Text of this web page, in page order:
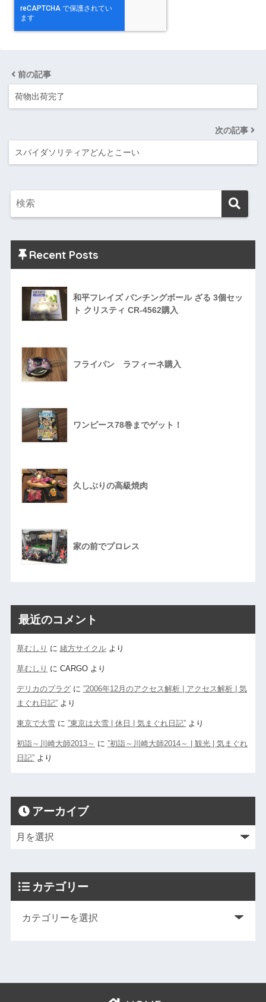
前の記事
荷物出荷完了
次の記事
スパイダソリティアどんとこーい
Recent Posts
和平フレイズ パンチングボール ざる 3個セッ
ト クリスティ CR-4562購入
フライパン ラフィーネ購入
ワンピース78巻までゲット！
久しぶりの高級焼肉
家の前でプロレス
最近のコメント
草むしり に 緒方サイクルより
草むしり に CARGOより
デリカのプラグに ”2006年12月のアクセス解析 | アクセス解析 | 気
まぐれ日記”より
東京で大雪に ”東京は大雪 | 休日 | 気まぐれ日記”より
初詣～川崎大師2013～ に ”初詣～川崎大師2014～ | 観光 | 気まぐれ
日記”より
アーカイブ
カテゴリー